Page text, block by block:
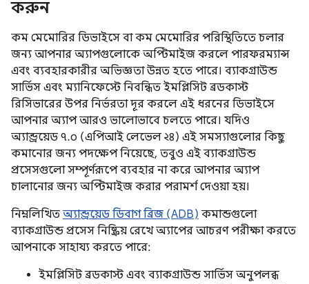
করুন
কম মেমোরির ডিভাইসে বা কম মেমোরির পরিস্থিতিতে চলার
জন্য আপনার অ্যাপগুলোকে অপ্টিমাইজ করলে পারফরম্যান্স
এবং ব্যবহারকারীর অভিজ্ঞতা উন্নত হতে পারে। ব্যাকগ্রাউন্ড
সার্ভিস এবং ম্যানিফেস্টে নিবন্ধিত ইমপ্লিসিট ব্রডকাস্ট
রিসিভারের উপর নির্ভরতা দূর করলে এই ধরনের ডিভাইসে
আপনার অ্যাপ আরও ভালোভাবে চলতে পারে। যদিও
অ্যান্ড্রয়েড ৭.০ (এপিআই লেভেল ২৪) এই সমস্যাগুলোর কিছু
কমানোর জন্য পদক্ষেপ নিয়েছে, তবুও এই ব্যাকগ্রাউন্ড
প্রসেসগুলো সম্পূর্ণরূপে ব্যবহার না করে আপনার অ্যাপ
চালানোর জন্য অপ্টিমাইজ করার পরামর্শ দেওয়া হয়।
নিম্নলিখিত অ্যান্ড্রয়েড ডিবাগ ব্রিজ (ADB) কমান্ডগুলো
ব্যাকগ্রাউন্ড প্রসেস নিষ্ক্রিয় রেখে অ্যাপের আচরণ পরীক্ষা করতে
আপনাকে সাহায্য করতে পারে:
ইমপ্লিসিট ব্রডকাস্ট এবং ব্যাকগ্রাউন্ড সার্ভিস অনুপলব্ধ